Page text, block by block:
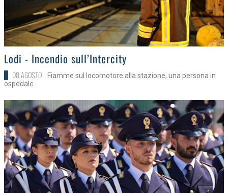
>Lodi - Incendio sull’Intercity
08 AGOSTO
Fiamme sul locomotore alla stazione, una persona in
ospedale